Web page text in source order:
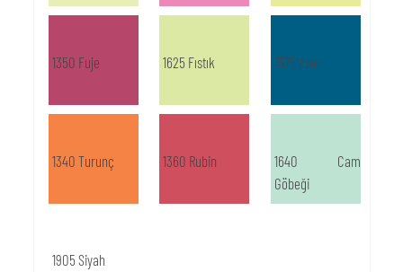
1350 Fuje 1625 Fıstık 1575 Azur
1340 Turunç 1360 Rubin
1640 Cam
Göbeği
1905 Siyah